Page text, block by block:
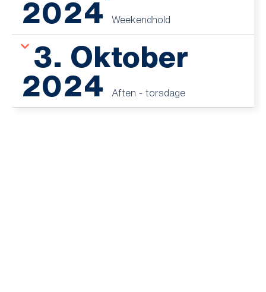
2024
Weekendhold
3. Oktober
2024
Aften - torsdage